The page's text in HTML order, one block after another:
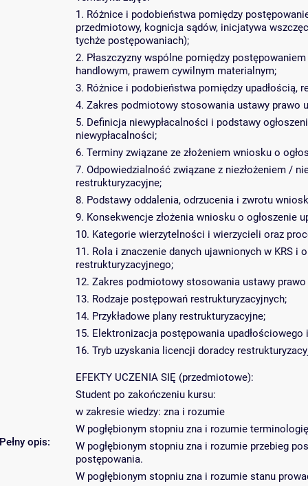
Pełny opis:
1. Różnice i podobieństwa pomiędzy
przedmiotowy, kognicja sądów, inicjatywa
tychże postępowaniach);
2. Płaszczyzny wspólne pomiędzy
handlowym, prawem cywilnym materialnym;
3. Różnice i podobieństwa pomiędzy upadłością,
4. Zakres podmiotowy stosowania ustawy prawo
5. Definicja niewypłacalności i podstawy
niewypłacalności;
6. Terminy związane ze złożeniem wniosku o
7. Odpowiedzialność związane z niezłożeniem /
restrukturyzacyjne;
8. Podstawy oddalenia, odrzucenia i zwrotu
9. Konsekwencje złożenia wniosku o ogłoszenie
10. Kategorie wierzytelności i wierzycieli oraz
11. Rola i znaczenie danych ujawnionych w KRS
restrukturyzacyjnego;
12. Zakres podmiotowy stosowania ustawy
13. Rodzaje postępowań restrukturyzacyjnych;
14. Przykładowe plany restrukturyzacyjne;
15. Elektronizacja postępowania
16. Tryb uzyskania licencji doradcy
EFEKTY UCZENIA SIĘ (przedmiotowe):
Student po zakończeniu kursu:
w zakresie wiedzy: zna i rozumie
W pogłębionym stopniu zna i rozumie
W pogłębionym stopniu zna i rozumie przebieg
postępowania.
W pogłębionym stopniu zna i rozumie stanu